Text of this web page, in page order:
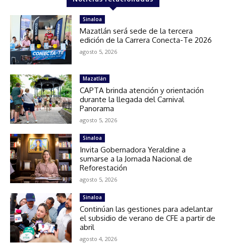
Sinaloa
Mazatlán será sede de la tercera
edición de la Carrera Conecta-Te 2026
agosto 5, 2026
Mazatlán
CAPTA brinda atención y orientación
durante la llegada del Carnival
Panorama
agosto 5, 2026
Sinaloa
Invita Gobernadora Yeraldine a
sumarse a la Jornada Nacional de
Reforestación
agosto 5, 2026
Sinaloa
Continúan las gestiones para adelantar
el subsidio de verano de CFE a partir de
abril
agosto 4, 2026